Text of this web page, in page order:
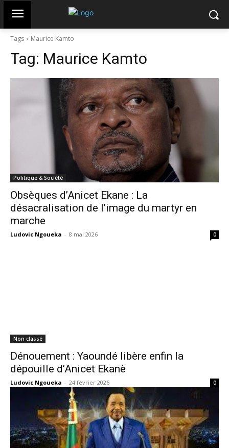
Tags Maurice Kamto
Tag: Maurice Kamto
Politique & Société
Obsèques d’Anicet Ekane : La
désacralisation de l’image du martyr en
marche
Ludovic Ngoueka - 8 mai 2026 0
Non classé
Dénouement : Yaoundé libère enfin la
dépouille d’Anicet Ekanè
Ludovic Ngoueka - 24 février 2026 0